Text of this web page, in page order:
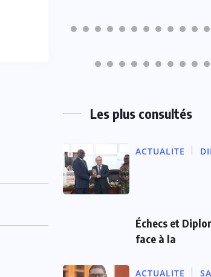
Les plus consultés
ACTUALITE
Échecs et
face à la
ACTUALITE